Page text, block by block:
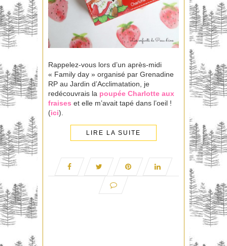
Rappelez-vous lors d’un après-midi
« Family day » organisé par Grenadine
RP au Jardin d’Acclimatation, je
redécouvrais la poupée Charlotte aux
fraises et elle m’avait tapé dans l’oeil !
(ici).
LIRE LA SUITE